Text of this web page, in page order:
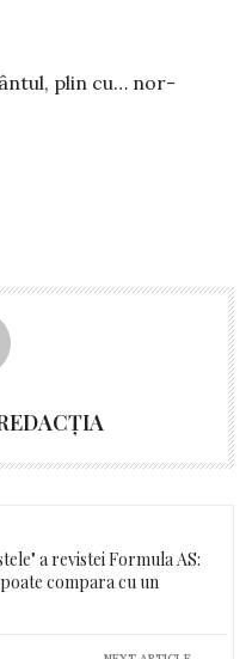
plin cu… nor­
a revistei Formula AS:
compara cu un